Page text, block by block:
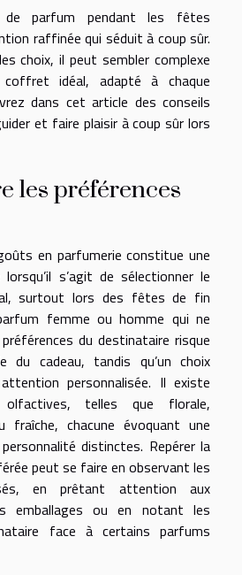
parfum pendant les fêtes
raffinée qui séduit à coup sûr.
choix, il peut sembler complexe
idéal, adapté à chaque
dans cet article des conseils
et faire plaisir à coup sûr lors
les préférences
en parfumerie constitue une
s’agit de sélectionner le
surtout lors des fêtes de fin
femme ou homme qui ne
du destinataire risque
du cadeau, tandis qu’un choix
personnalisée. Il existe
olfactives, telles que florale,
fraîche, chacune évoquant une
distinctes. Repérer la
peut se faire en observant les
en prêtant attention aux
emballages ou en notant les
face à certains parfums